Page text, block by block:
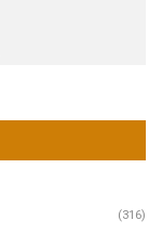
(316)